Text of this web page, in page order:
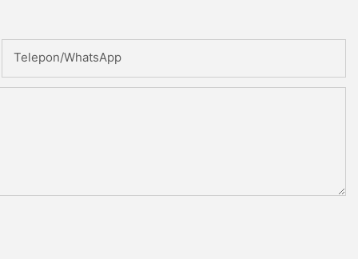
Telepon/WhatsApp